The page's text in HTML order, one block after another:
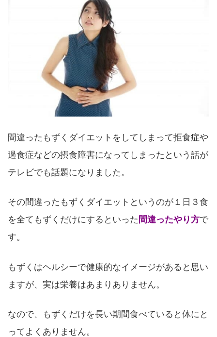
間違ったもずくダイエットをしてしまって拒食症や
過食症などの摂食障害になってしまったという話が
テレビでも話題になりました。
その間違ったもずくダイエットというのが１日３食
を全てもずくだけにするといった 間違ったやり方で
す。
もずくはヘルシーで健康的なイメージがあると思い
ますが、実は栄養はあまりありません。
なので、もずくだけを長い期間食べていると体にと
ってよくありません。